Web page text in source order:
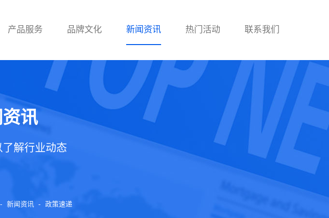
产品服务 品牌文化 新闻资讯 热门活动 联系我们
讯
解行业动态
- 新闻资讯 - 政策速递